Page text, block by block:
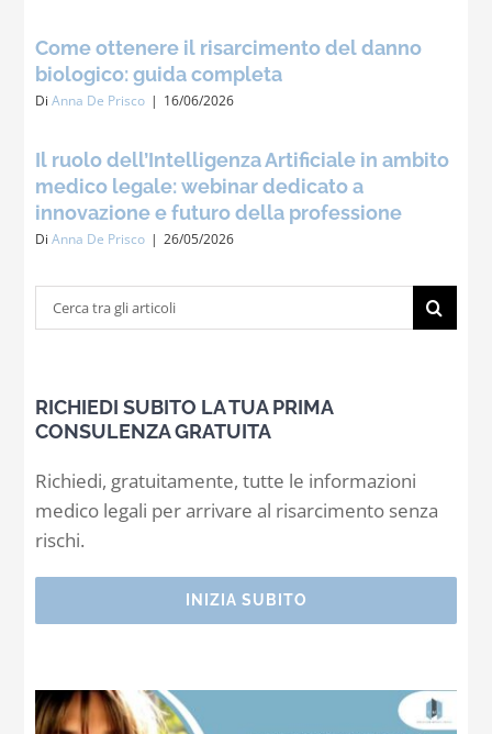
Come ottenere il risarcimento del danno
biologico: guida completa
DiAnna De Prisco | 16/06/2026
Il ruolo dell’Intelligenza Artificiale in ambito
medico legale: webinar dedicato a
innovazione e futuro della professione
DiAnna De Prisco | 26/05/2026
Cerca
per:
RICHIEDI SUBITO LA TUA PRIMA
CONSULENZA GRATUITA
Richiedi, gratuitamente, tutte le informazioni
medico legali per arrivare al risarcimento senza
rischi.
INIZIA SUBITO